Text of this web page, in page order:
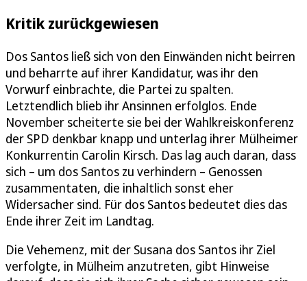
Kritik zurückgewiesen
Dos Santos ließ sich von den Einwänden nicht beirren
und beharrte auf ihrer Kandidatur, was ihr den
Vorwurf einbrachte, die Partei zu spalten.
Letztendlich blieb ihr Ansinnen erfolglos. Ende
November scheiterte sie bei der Wahlkreiskonferenz
der SPD denkbar knapp und unterlag ihrer Mülheimer
Konkurrentin Carolin Kirsch. Das lag auch daran, dass
sich – um dos Santos zu verhindern – Genossen
zusammentaten, die inhaltlich sonst eher
Widersacher sind. Für dos Santos bedeutet dies das
Ende ihrer Zeit im Landtag.
Die Vehemenz, mit der Susana dos Santos ihr Ziel
verfolgte, in Mülheim anzutreten, gibt Hinweise